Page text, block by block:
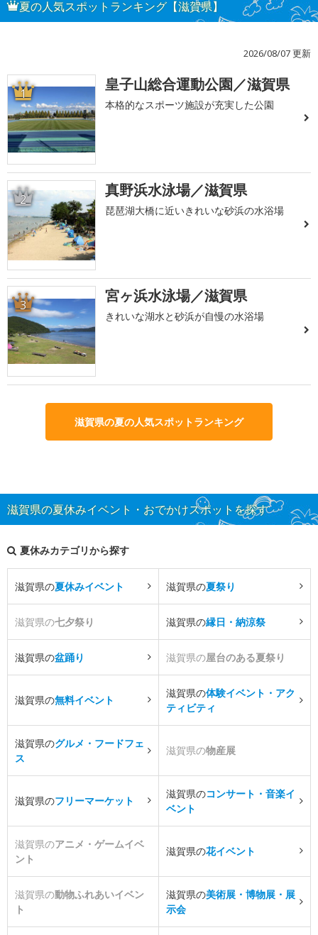
夏の人気スポットランキング【滋賀県】
2026/08/07 更新
1 皇子山総合運動公園／滋賀県
本格的なスポーツ施設が充実した公園
2 真野浜水泳場／滋賀県
琵琶湖大橋に近いきれいな砂浜の水浴場
3 宮ヶ浜水泳場／滋賀県
きれいな湖水と砂浜が自慢の水浴場
滋賀県の夏の人気スポットランキング
滋賀県の夏休みイベント・おでかけスポットを探す
夏休みカテゴリから探す
滋賀県の夏休みイベント 滋賀県の夏祭り
滋賀県の七夕祭り 滋賀県の縁日・納涼祭
滋賀県の盆踊り 滋賀県の屋台のある夏祭り
滋賀県の無料イベント
滋賀県の体験イベント・アク
ティビティ
滋賀県のグルメ・フードフェ
ス
滋賀県の物産展
滋賀県のフリーマーケット
滋賀県のコンサート・音楽イ
ベント
滋賀県のアニメ・ゲームイベ
ント
滋賀県の花イベント
滋賀県の動物ふれあいイベン
ト
滋賀県の美術展・博物展・展
示会